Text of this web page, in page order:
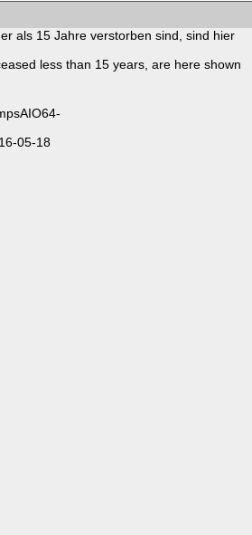
als 15 Jahre verstorben sind, sind hier
less than 15 years, are here shown
05-18